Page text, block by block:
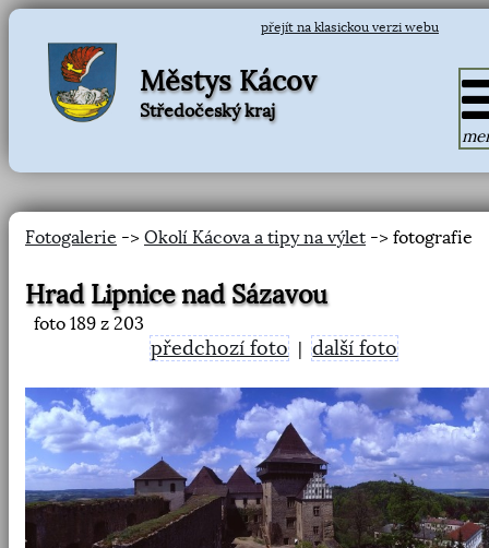
přejít na klasickou verzi webu
Městys Kácov
Středočeský kraj
Fotogalerie -> Okolí Kácova a tipy na výlet -> fotografie
Hrad Lipnice nad Sázavou
foto 189 z 203
předchozí foto |další foto